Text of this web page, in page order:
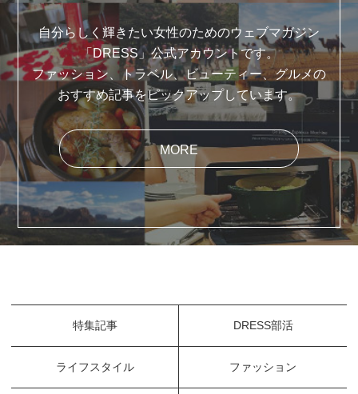
自分らしく輝きたい女性のためのウェブマガジン
「DRESS」公式アカウントです。
ファッション、トラベル、ビューティー、グルメの
おすすめ記事をピックアップしています。
MORE
特集記事 DRESS部活
ライフスタイル ファッション